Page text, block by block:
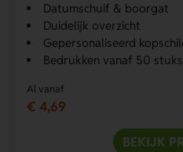
Datumschuif & boorgat
Duidelijk overzicht
Gepersonaliseerd
Bedrukken vanaf 50 stuks
Al vanaf
€ 4,69
BEKIJK